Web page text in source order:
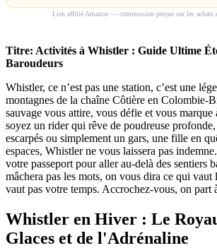
Lien affilié Amazon — commission perçue sur les achats
Titre: Activités à Whistler : Guide Ultime
Baroudeurs
Whistler, ce n’est pas une station, c’est une
montagnes de la chaîne Côtière en Colombie-
sauvage vous attire, vous défie et vous
soyez un rider qui rêve de poudreuse
escarpés ou simplement un gars, une fille en
espaces, Whistler ne vous laissera pas
votre passeport pour aller au-delà des sentiers
mâchera pas les mots, on vous dira ce qui vaut
vaut pas votre temps. Accrochez-vous, on part
Whistler en Hiver : Le
Glaces et de l'Adrénaline